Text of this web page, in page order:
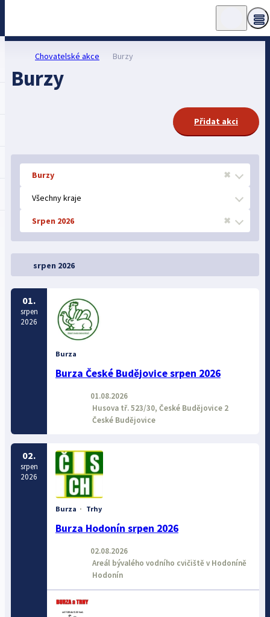
Chovatelské akce Burzy
Burzy
Přidat akci
Burzy ✖
Všechny kraje
Srpen 2026 ✖
srpen 2026
01.
srpen
2026
Burza
Burza České Budějovice srpen 2026
01.08.2026
Husova tř. 523/30, České Budějovice 2
České Budějovice
02.
srpen
2026
Burza · Trhy
Burza Hodonín srpen 2026
02.08.2026
Areál bývalého vodního cvičiště v Hodoníně
Hodonín